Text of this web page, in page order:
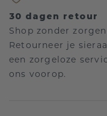
30 dagen retour
Shop zonder
Retourneer je
een zorgeloze
ons voorop.